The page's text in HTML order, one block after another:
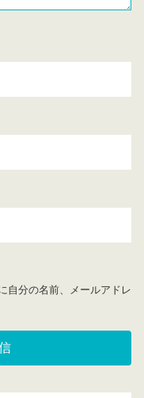
自分の名前、メールアドレ